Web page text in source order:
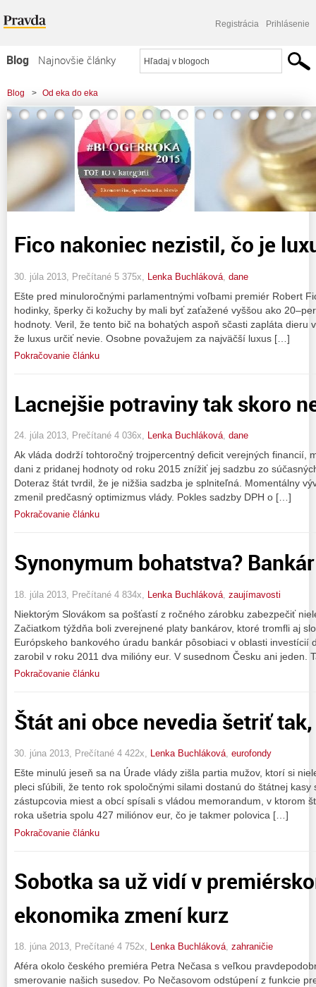
Registrácia Prihlásenie
Blog
Najnovšie články
Najčítanejšie články
Najkomentovanejšie články
Zoznam blogov
Komerčné blogy
Blog > Od eka do eka
Fico nakoniec nezistil, čo je
30. júla 2013, Prečítané 5 375x, Lenka Buchláková dane
Ešte pred minuloročnými parlamentnými voľbami premiér Robert
hodinky, šperky či kožuchy by mali byť zaťažené vyššou ako
hodnoty. Veril, že tento bič na bohatých aspoň sčasti zapláta dieru
že luxus určiť nevie. Osobne považujem za najväčší luxus […]
Pokračovanie článku
Lacnejšie potraviny tak skoro
24. júla 2013, Prečítané 4 036x, Lenka Buchláková, dane
Ak vláda dodrží tohtoročný trojpercentný deficit verejných financií,
dani z pridanej hodnoty od roku 2015 znížiť jej sadzbu zo
Doteraz štát tvrdil, že je nižšia sadzba je splniteľná. Momentálny
zmenil predčasný optimizmus vlády. Pokles sadzby DPH o […]
Pokračovanie článku
Synonymum bohatstva? Bankár
18. júla 2013, Prečítané 4 834x, Lenka Buchláková zaujímavosti
Niektorým Slovákom sa pošťastí z ročného zárobku zabezpečiť
Začiatkom týždňa boli zverejnené platy bankárov, ktoré tromfli aj
Európskeho bankového úradu bankár pôsobiaci v oblasti investícií
zarobil v roku 2011 dva milióny eur. V susednom Česku ani jeden.
Pokračovanie článku
Štát ani obce nevedia šetriť
30. júna 2013, Prečítané 4 422x, Lenka Buchláková, eurofondy
Ešte minulú jeseň sa na Úrade vlády zišla partia mužov, ktorí si
pleci sľúbili, že tento rok spoločnými silami dostanú do štátnej kasy
zástupcovia miest a obcí spísali s vládou memorandum, v ktorom
roka ušetria spolu 427 miliónov eur, čo je takmer polovica […]
Pokračovanie článku
Sobotka sa už vidí v
ekonomika zmení kurz
18. júna 2013, Prečítané 4 752x, Lenka Buchláková, zahraničie
Aféra okolo českého premiéra Petra Nečasa s veľkou
smerovanie našich susedov. Po Nečasovom odstúpení z funkcie